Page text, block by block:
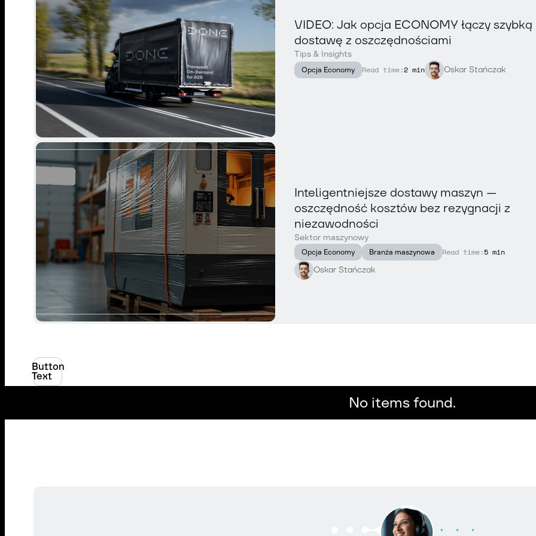
VIDEO: Jak opcja ECONOMY łączy szybką
dostawę z oszczędnościami
Tips & Insights
Opcja Economy Read time:2 min Oskar Stańczak
Inteligentniejsze dostawy maszyn —
oszczędność kosztów bez rezygnacji z
niezawodności
Sektor maszynowy
Opcja Economy Branża maszynowa Read time:5 min
Oskar Stańczak
Button
Text
No items found.